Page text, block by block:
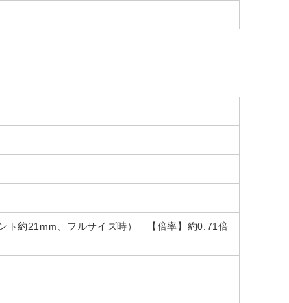
ト約21mm、フルサイズ時） 【倍率】約0.71倍